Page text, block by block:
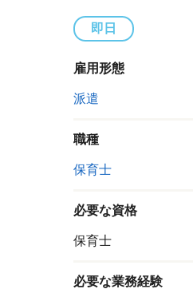
即日
雇用形態
派遣
職種
保育士
必要な資格
保育士
必要な業務経験